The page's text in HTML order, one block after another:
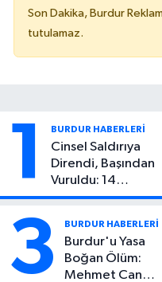
Son Dakika, Burdur
tutulamaz.
1 BURDUR HABERLERİ
Cinsel Saldırıya
Direndi, Başından
Vuruldu: 14
Yaşındaki
3 BURDUR HABERLERİ
Burdur'u Yasa
Boğan Ölüm:
Mehmet Can